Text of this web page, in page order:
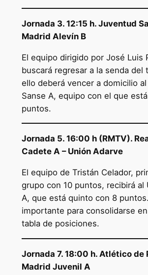
Jornada 3. 12:15 h. Juventud
Madrid Alevín B
El equipo dirigido por José Luis
buscará regresar a la senda del
ello deberá vencer a domicilio
Sanse A, equipo con el que
puntos.
Jornada 5. 16:00 h (RMTV).
Cadete A – Unión Adarve
El equipo de Tristán Celador,
grupo con 10 puntos, recibirá al
A, que está quinto con 8
importante para consolidarse
tabla de posiciones.
Jornada 7. 18:00 h. Atlético de
Madrid Juvenil A